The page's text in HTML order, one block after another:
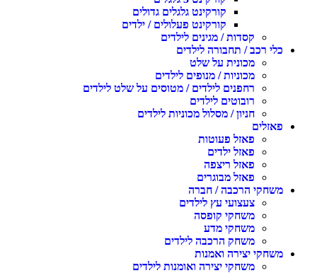
קורקינט גלגלים גדולים
קורקינט פעלולים / ילדים
קסדות / מגינים לילדים
כלי רכב / תחבורה לילדים
מכונית על שלט
מכוניות / מנופים לילדים
רחפנים לילדים / מטוסים על שלט לילדים
רובוטים לילדים
חניון / מסלול מכוניות לילדים
פאזלים
פאזל פעוטות
פאזל ילדים
פאזל ריצפה
פאזל מבוגרים
משחקי הרכבה / חברה
צעצועי עץ לילדים
משחקי קופסה
משחקי מדע
משחק הרכבה לילדים
משחקי יצירה ואמנות
משחקי יצירה ואומנות לילדים